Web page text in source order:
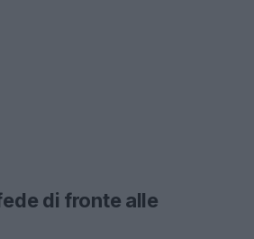
di fronte alle